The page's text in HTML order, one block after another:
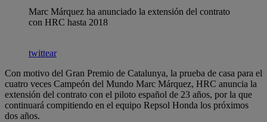
Marc Márquez ha anunciado la extensión del contrato
con HRC hasta 2018
twittear
Con motivo del Gran Premio de Catalunya, la prueba de casa para el
cuatro veces Campeón del Mundo Marc Márquez, HRC anuncia la
extensión del contrato con el piloto español de 23 años, por la que
continuará compitiendo en el equipo Repsol Honda los próximos
dos años.